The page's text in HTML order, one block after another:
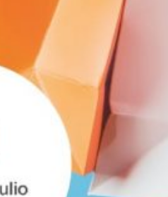
Apellidos
Número de teléfono